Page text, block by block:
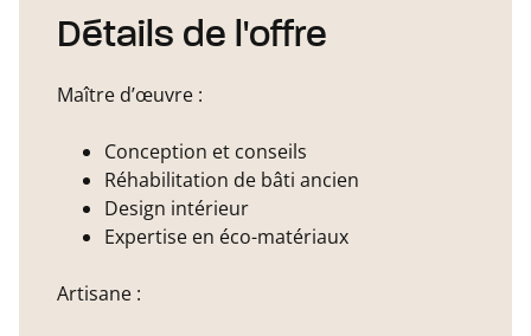
Détails de l'offre
Maître d’œuvre :
Conception et conseils
Réhabilitation de bâti ancien
Design intérieur
Expertise en éco-matériaux
Artisane :